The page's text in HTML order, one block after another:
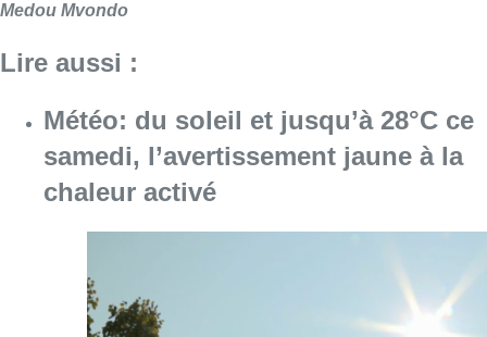
08 août 2026Consulter l'article "Météo: du soleil et